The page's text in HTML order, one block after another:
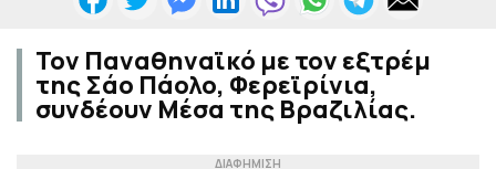
Τον Παναθηναϊκό με τον εξτρέμ
της Σάο Πάολο, Φερεϊρίνια,
συνδέουν Μέσα της Βραζιλίας.